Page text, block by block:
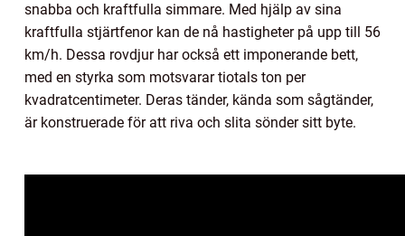
snabba och kraftfulla simmare. Med hjälp av sina
kraftfulla stjärtfenor kan de nå hastigheter på upp till 56
km/h. Dessa rovdjur har också ett imponerande bett,
med en styrka som motsvarar tiotals ton per
kvadratcentimeter. Deras tänder, kända som sågtänder,
är konstruerade för att riva och slita sönder sitt byte.